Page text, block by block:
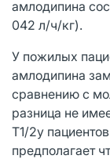
амлодипина
042 л/ч/кг).
У пожилых
амлодипина
сравнению с
разница не
Т1/2у
предполагает